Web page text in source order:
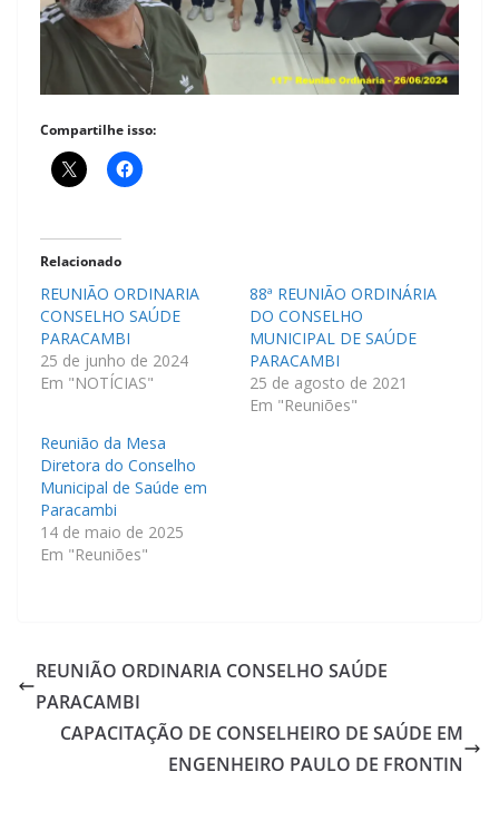
Compartilhe isso:
Relacionado
REUNIÃO ORDINARIA
CONSELHO SAÚDE
PARACAMBI
25 de junho de 2024
Em "NOTÍCIAS"
88ª REUNIÃO ORDINÁRIA
DO CONSELHO
MUNICIPAL DE SAÚDE
PARACAMBI
25 de agosto de 2021
Em "Reuniões"
Reunião da Mesa
Diretora do Conselho
Municipal de Saúde em
Paracambi
14 de maio de 2025
Em "Reuniões"
REUNIÃO ORDINARIA CONSELHO SAÚDE
PARACAMBI
CAPACITAÇÃO DE CONSELHEIRO DE SAÚDE EM
ENGENHEIRO PAULO DE FRONTIN